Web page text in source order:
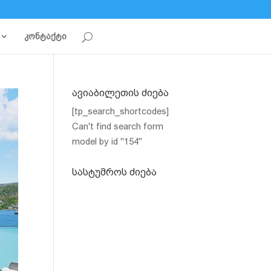
კონტაქტი
ავიაბილეთის ძიება
[tp_search_shortcodes]
Can't find search form
model by id "154"
სასტუმროს ძიება